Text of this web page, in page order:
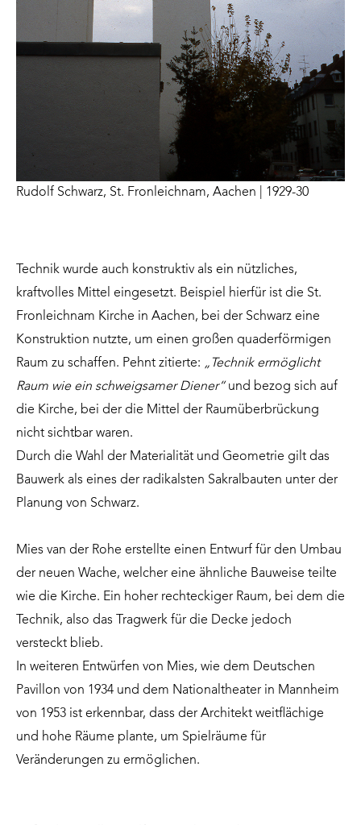
Rudolf Schwarz, St. Fronleichnam, Aachen | 1929-30
Technik wurde auch konstruktiv als ein nützliches,
kraftvolles Mittel eingesetzt. Beispiel hierfür ist die St.
Fronleichnam Kirche in Aachen, bei der Schwarz eine
Konstruktion nutzte, um einen großen quaderförmigen
Raum zu schaffen. Pehnt zitierte: „Technik ermöglicht
Raum wie ein schweigsamer Diener“ und bezog sich auf
die Kirche, bei der die Mittel der Raumüberbrückung
nicht sichtbar waren.
Durch die Wahl der Materialität und Geometrie gilt das
Bauwerk als eines der radikalsten Sakralbauten unter der
Planung von Schwarz.
Mies van der Rohe erstellte einen Entwurf für den Umbau
der neuen Wache, welcher eine ähnliche Bauweise teilte
wie die Kirche. Ein hoher rechteckiger Raum, bei dem die
Technik, also das Tragwerk für die Decke jedoch
versteckt blieb.
In weiteren Entwürfen von Mies, wie dem Deutschen
Pavillon von 1934 und dem Nationaltheater in Mannheim
von 1953 ist erkennbar, dass der Architekt weitflächige
und hohe Räume plante, um Spielräume für
Veränderungen zu ermöglichen.